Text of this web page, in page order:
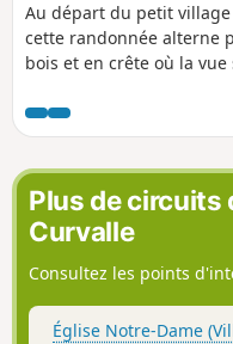
Au départ du petit village
cette randonnée alterne
bois et en crête où la vue
Dame d'Orient en début
statues menhirs le long
visite de Combret dans
combleront les
constituent un
sortie nature.
Plus de circuits
Curvalle
Consultez les points
Église Notre-Dame